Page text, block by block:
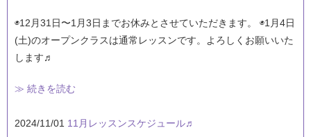
◉12月31日〜1月3日までお休みとさせていただきます。 ◉1月4日
(土)のオープンクラスは通常レッスンです。よろしくお願いいた
します♬
≫ 続きを読む
2024/11/01 11月レッスンスケジュール♬